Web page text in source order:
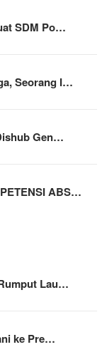
SDM Po…
Seorang I…
Gen…
ABS…
Lau…
ke Pre…